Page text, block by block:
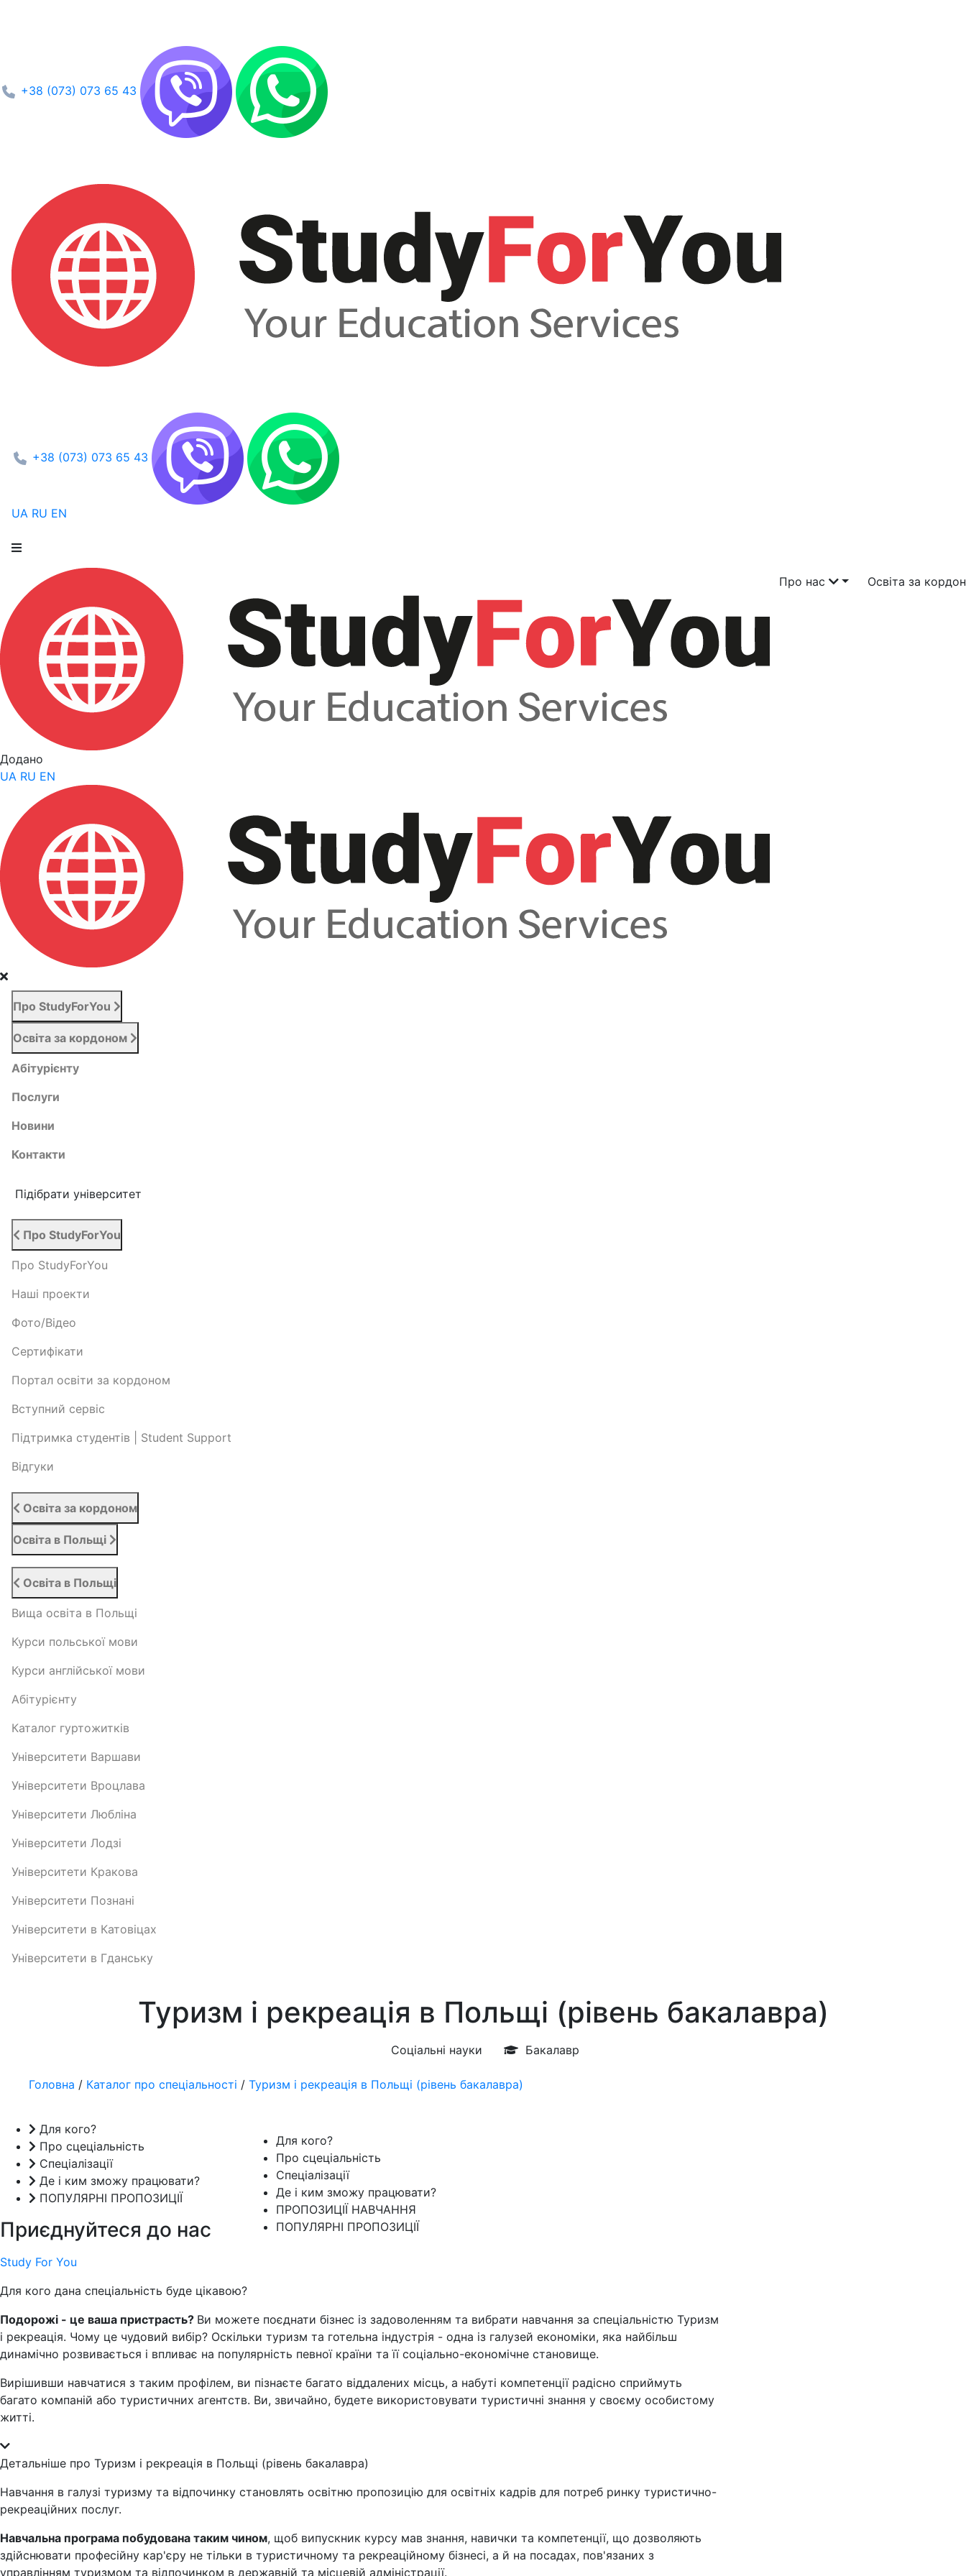
+38 (073) 073 65 43
+38 (073) 073 65 43
UA RU EN
Про нас Освіта за
Додано
UA RU EN
Про StudyForYou
Освіта за кордоном
Абітурієнту
Послуги
Новини
Контакти
Підібрати університет
Про StudyForYou
Про StudyForYou
Наші проекти
Фото/Відео
Сертифікати
Портал освіти за кордоном
Вступний сервіс
Підтримка студентів | Student Support
Відгуки
Освіта за кордоном
Освіта в Польщі
Освіта в Польщі
Вища освіта в Польщі
Курси польської мови
Курси англійської мови
Абітурієнту
Каталог гуртожитків
Університети Варшави
Університети Вроцлава
Університети Любліна
Університети Лодзі
Університети Кракова
Університети Познані
Університети в Катовіцах
Університети в Гданську
Туризм і рекреація в Польщі (рівень бакалавра)
Соціальні науки Бакалавр
Головна / Каталог про спеціальності / Туризм і рекреація в Польщі (рівень бакалавра)
Для кого?
Про сцеціальність
Спеціалізації
Де і ким зможу працювати?
ПОПУЛЯРНІ ПРОПОЗИЦІЇ
Приєднуйтеся до нас
Study For You
Для кого?
Про сцеціальність
Спеціалізації
Де і ким зможу працювати?
ПРОПОЗИЦІЇ НАВЧАННЯ
ПОПУЛЯРНІ ПРОПОЗИЦІЇ
Для кого дана спеціальність буде цікавою?
Подорожі - це ваша пристрасть? Ви можете поєднати бізнес із задоволенням та вибрати навчання за спеціальністю Туризм
і рекреація. Чому це чудовий вибір? Оскільки туризм та готельна індустрія - одна із галузей економіки, яка найбільш
динамічно розвивається і впливає на популярність певної країни та її соціально-економічне становище.
Вирішивши навчатися з таким профілем, ви пізнаєте багато віддалених місць, а набуті компетенції радісно сприймуть
багато компаній або туристичних агентств. Ви, звичайно, будете використовувати туристичні знання у своєму особистому
житті.
Детальніше про Туризм і рекреація в Польщі (рівень бакалавра)
Навчання в галузі туризму та відпочинку становлять освітню пропозицію для освітніх кадрів для потреб ринку туристично-
рекреаційних послуг.
Навчальна програма побудована таким чином, щоб випускник курсу мав знання, навички та компетенції, що дозволяють
здійснювати професійну кар'єру не тільки в туристичному та рекреаційному бізнесі, а й на посадах, пов'язаних з
управлінням туризмом та відпочинком в державній та місцевій адміністрації.